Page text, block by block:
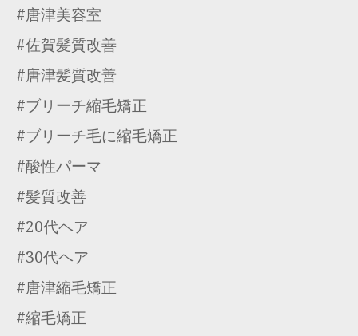
#唐津美容室
#佐賀髪質改善
#唐津髪質改善
#ブリーチ縮毛矯正
#ブリーチ毛に縮毛矯正
#酸性パーマ
#髪質改善
#20代ヘア
#30代ヘア
#唐津縮毛矯正
#縮毛矯正